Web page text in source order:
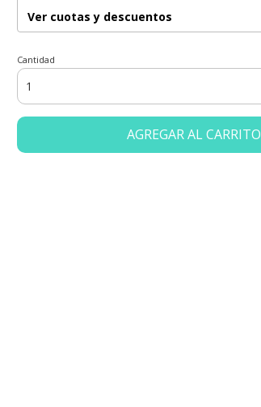
Ver cuotas y descuentos
Cantidad
AGREGAR AL CARRITO